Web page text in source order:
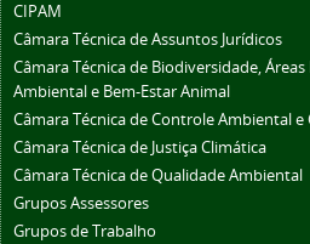
CIPAM
Câmara Técnica de Assuntos Jurídicos
Câmara Técnica de Biodiversidade,
Ambiental e Bem-Estar Animal
Câmara Técnica de Controle Ambiental
Câmara Técnica de Justiça Climática
Câmara Técnica de Qualidade Ambiental
Grupos Assessores
Grupos de Trabalho